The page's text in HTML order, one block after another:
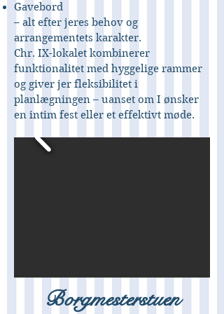
Gavebord
– alt efter jeres behov og
arrangementets karakter.
Chr. IX-lokalet kombinerer
funktionalitet med hyggelige rammer
og giver jer fleksibilitet i
planlægningen – uanset om I ønsker
en intim fest eller et effektivt møde.
Borgmesterstuen